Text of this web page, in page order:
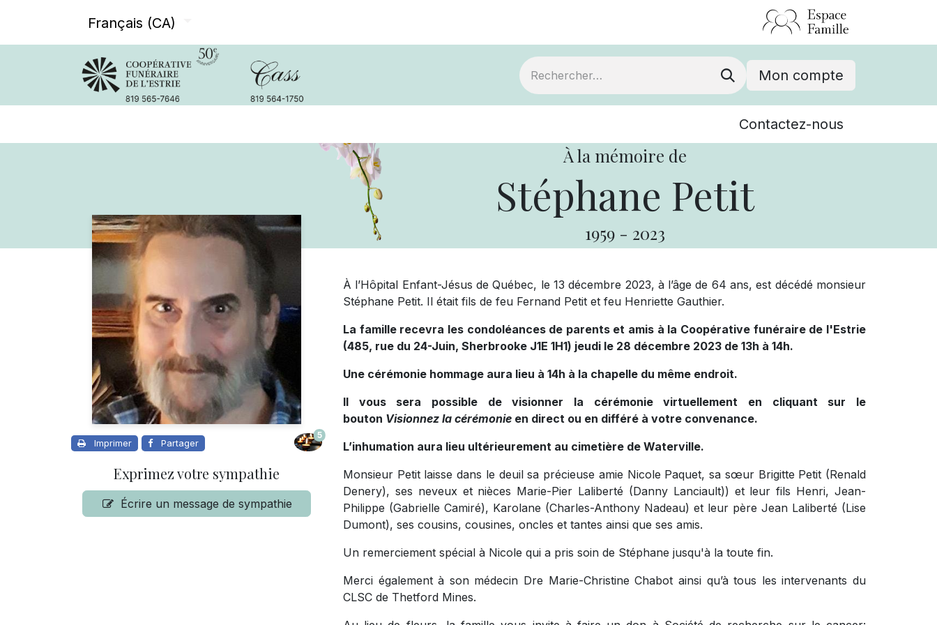
Français (CA)
Mon compte
Événements
Contactez-nous
À la mémoire de
Stéphane Petit
1959 - 2023
Imprimer Partager
5
Exprimez votre sympathie
Écrire un message de sympathie
À l’Hôpital Enfant-Jésus de Québec, le 13 décembre 2023, à l’âge de 64 ans, est décédé monsieur
Stéphane Petit. Il était fils de feu Fernand Petit et feu Henriette Gauthier.
La famille recevra les condoléances de parents et amis à la Coopérative funéraire de l'Estrie
(485, rue du 24-Juin, Sherbrooke J1E 1H1) jeudi le 28 décembre 2023 de 13h à 14h.
Une cérémonie hommage aura lieu à 14h à la chapelle du même endroit.
Il vous sera possible de visionner la cérémonie virtuellement en cliquant sur le
bouton Visionnez la cérémonie en direct ou en différé à votre convenance.
L’inhumation aura lieu ultérieurement au cimetière de Waterville.
Monsieur Petit laisse dans le deuil sa précieuse amie Nicole Paquet, sa sœur Brigitte Petit (Renald
Denery), ses neveux et nièces Marie-Pier Laliberté (Danny Lanciault)) et leur fils Henri, Jean-
Philippe (Gabrielle Camiré), Karolane (Charles-Anthony Nadeau) et leur père Jean Laliberté (Lise
Dumont), ses cousins, cousines, oncles et tantes ainsi que ses amis.
Un remerciement spécial à Nicole qui a pris soin de Stéphane jusqu'à la toute fin.
Merci également à son médecin Dre Marie-Christine Chabot ainsi qu’à tous les intervenants du
CLSC de Thetford Mines.